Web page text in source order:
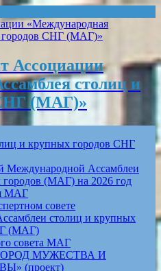
Ассоциации
столиц и
(МАГ)»
и крупных городов СНГ
Международной Ассамблеи
(МАГ) на 2026 год
МАГ
совете
столиц и крупных
(МАГ)
совета МАГ
МУЖЕСТВА И
(проект)